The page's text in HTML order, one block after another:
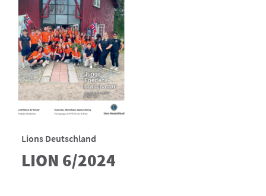
Lions Deutschland
LION 6/2024